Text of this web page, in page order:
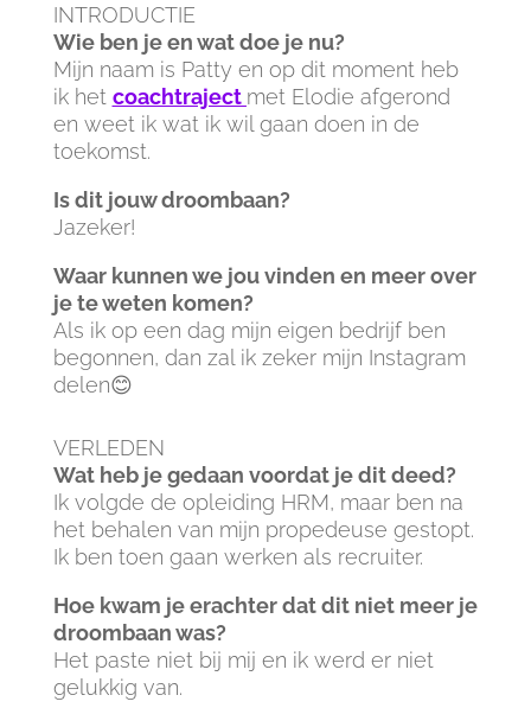
INTRODUCTIE
Wie ben je en wat doe je nu?
Mijn naam is Patty en op dit moment heb
ik het coachtraject met Elodie afgerond
en weet ik wat ik wil gaan doen in de
toekomst.
Is dit jouw droombaan?
Jazeker!
Waar kunnen we jou vinden en meer over
je te weten komen?
Als ik op een dag mijn eigen bedrijf ben
begonnen, dan zal ik zeker mijn Instagram
delen😊
VERLEDEN
Wat heb je gedaan voordat je dit deed?
Ik volgde de opleiding HRM, maar ben na
het behalen van mijn propedeuse gestopt.
Ik ben toen gaan werken als recruiter.
Hoe kwam je erachter dat dit niet meer je
droombaan was?
Het paste niet bij mij en ik werd er niet
gelukkig van.